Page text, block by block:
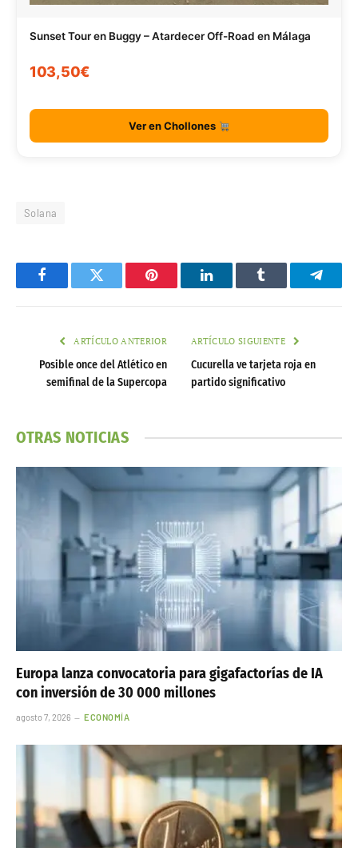
Sunset Tour en Buggy – Atardecer Off-Road en Málaga
103,50€
Ver en Chollones
Solana
FacebookTwitter Pinterest LinkedInTumblr
ARTÍCULO ANTERIOR
Posible once del Atlético en
semifinal de la Supercopa
ARTÍCULO SIGUIENTE
Cucurella ve tarjeta roja en
partido significativo
OTRAS NOTICIAS
Europa lanza convocatoria para gigafactorías de IA
con inversión de 30 000 millones
agosto 7, 2026 ECONOMÍA